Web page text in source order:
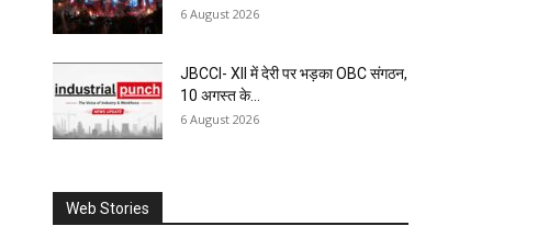
6 August 2026
JBCCI- XII में देरी पर भड़का OBC संगठन,
10 अगस्त के...
6 August 2026
Web Stories